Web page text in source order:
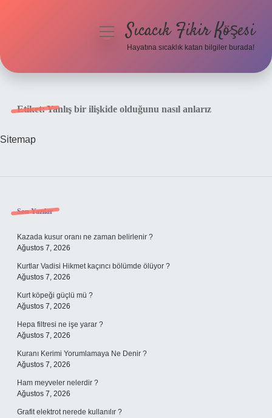
menüyüSıcacık Fikir Köşesi
Hayatına sıcaklık katan bilgiler burada!
Etiket:Yanlış bir ilişkide olduğunu nasıl anlarız
Sitemap
Sidebar
Son Yazılar
Kazada kusur oranı ne zaman belirlenir ?
Ağustos 7, 2026
Kurtlar Vadisi Hikmet kaçıncı bölümde ölüyor ?
Ağustos 7, 2026
Kurt köpeği güçlü mü ?
Ağustos 7, 2026
Hepa filtresi ne işe yarar ?
Ağustos 7, 2026
Kuranı Kerimi Yorumlamaya Ne Denir ?
Ağustos 7, 2026
Ham meyveler nelerdir ?
Ağustos 7, 2026
Grafit elektrot nerede kullanılır ?